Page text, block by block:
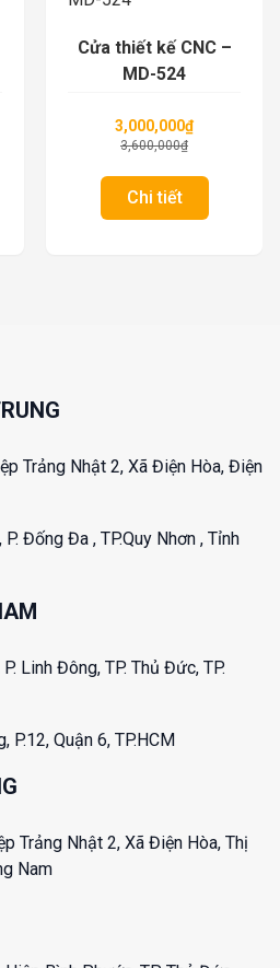
Cửa thiết kế CNC –
MD-524
3,000,000₫
3,600,000₫
Chi tiết
Trảng Nhật 2, Xã Điện Hòa, Điện
Đống Đa , TP.Quy Nhơn , Tỉnh
Linh Đông, TP. Thủ Đức, TP.
Quận 6, TP.HCM
Trảng Nhật 2, Xã Điện Hòa, Thị
Nam